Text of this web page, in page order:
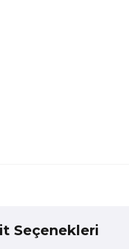
Seçenekleri